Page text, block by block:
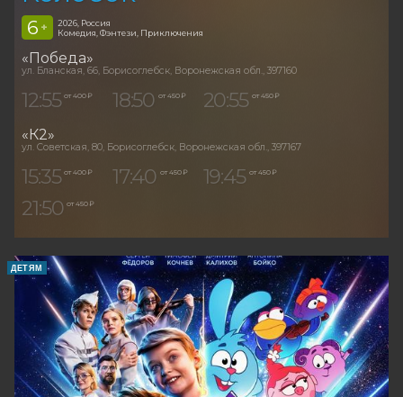
6 +
2026, Россия
Комедия, Фэнтези, Приключения
«Победа»
ул. Бланская, 66, Борисоглебск, Воронежская обл., 397160
12:55 от 400 ₽ 18:50 от 450 ₽ 20:55 от 450 ₽
«К2»
ул. Советская, 80, Борисоглебск, Воронежская обл., 397167
15:35 от 400 ₽ 17:40 от 450 ₽ 19:45 от 450 ₽
21:50 от 450 ₽
ДЕТЯМ